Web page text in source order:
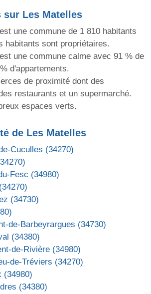
sur Les Matelles
une commune de 1 810 habitants
habitants sont propriétaires.
une commune calme avec 91 % de
d'appartements.
de proximité dont des
restaurants et un supermarché.
espaces verts.
de Les Matelles
Cuculles (34270)
Fesc (34980)
(34730)
de-Barbeyrargues (34730)
(34380)
de-Rivière (34980)
de-Tréviers (34270)
(34980)
(34380)